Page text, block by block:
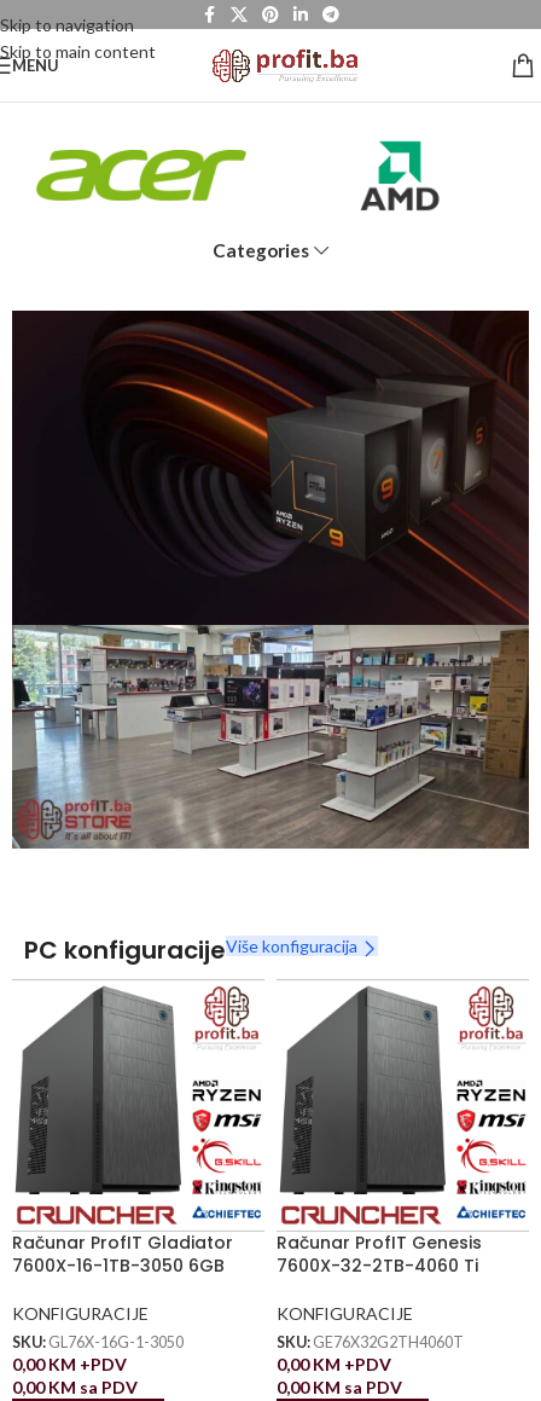
Skip to navigation
Skip to main content
MENU
Categories
Snaga radnih stanica nikada nije bila povoljnija
Nova Ryzen 7000 serija
Naruči
PC konfiguracijeViše konfiguracija
Računar ProfIT Gladiator
7600X-16-1TB-3050 6GB
KONFIGURACIJE
SKU: GL76X-16G-1-3050
0,00KM +PDV
0,00KM sa PDV
Računar ProfIT Genesis
7600X-32-2TB-4060 Ti
KONFIGURACIJE
SKU: GE76X32G2TH4060T
0,00KM +PDV
0,00KM sa PDV